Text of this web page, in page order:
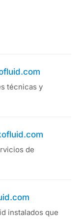
técnicas y
de
instalados que